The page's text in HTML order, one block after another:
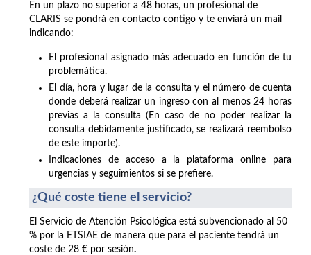
En un plazo no superior a 48 horas, un profesional de
CLARIS se pondrá en contacto contigo y te enviará un mail
indicando:
El profesional asignado más adecuado en función de tu
problemática.
El día, hora y lugar de la consulta y el número de cuenta
donde deberá realizar un ingreso con al menos 24 horas
previas a la consulta (En caso de no poder realizar la
consulta debidamente justificado, se realizará reembolso
de este importe).
Indicaciones de acceso a la plataforma online para
urgencias y seguimientos si se prefiere.
¿Qué coste tiene el servicio?
El Servicio de Atención Psicológica está subvencionado al 50
% por la ETSIAE de manera que para el paciente tendrá un
coste de 28 € por sesión.